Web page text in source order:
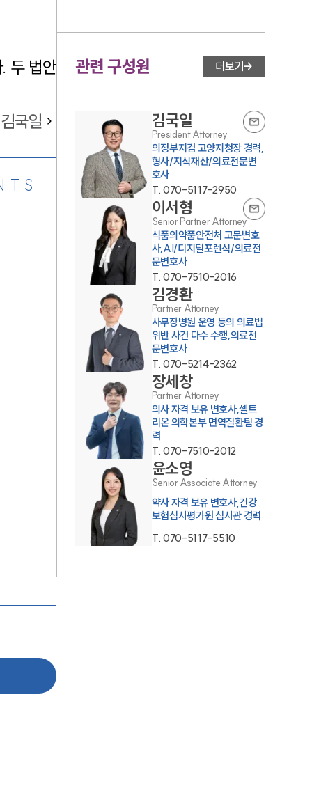
두 법안
김국일
관련 구성원 더보기
김국일
President Attorney
의정부지검 고양지청장 경력,
형사/지식재산/의료전문변
호사
T. 070-5117-2950
이서형
Senior Partner Attorney
식품의약품안전처 고문변호
사,AI/디지털포렌식/의료전
문변호사
T. 070-7510-2016
김경환
Partner Attorney
사무장병원 운영 등의 의료법
위반 사건 다수 수행,의료전
문변호사
T. 070-5214-2362
장세창
Partner Attorney
의사 자격 보유 변호사,셀트
리온 의학본부 면역질환팀 경
력
T. 070-7510-2012
윤소영
Senior Associate Attorney
약사 자격 보유 변호사,건강
보험심사평가원 심사관 경력
T. 070-5117-5510